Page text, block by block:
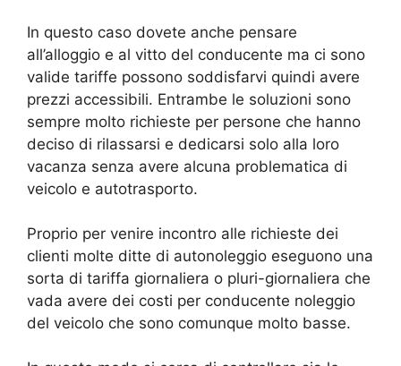
In questo caso dovete anche pensare
all’alloggio e al vitto del conducente ma ci sono
valide tariffe possono soddisfarvi quindi avere
prezzi accessibili. Entrambe le soluzioni sono
sempre molto richieste per persone che hanno
deciso di rilassarsi e dedicarsi solo alla loro
vacanza senza avere alcuna problematica di
veicolo e autotrasporto.
Proprio per venire incontro alle richieste dei
clienti molte ditte di autonoleggio eseguono una
sorta di tariffa giornaliera o pluri-giornaliera che
vada avere dei costi per conducente noleggio
del veicolo che sono comunque molto basse.